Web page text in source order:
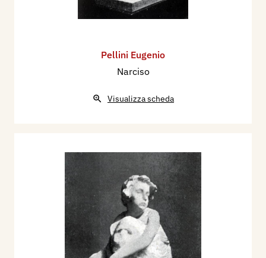
Pellini Eugenio
Narciso
Visualizza scheda